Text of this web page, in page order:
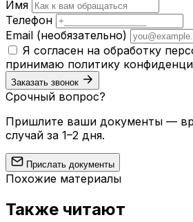
Имя
Телефон
Email (необязательно)
Я согласен на обработку
принимаю политику
Заказать звонок
Срочный вопрос?
Пришлите ваши документы —
случай за 1–2 дня.
Прислать документы
Похожие материалы
Также читают